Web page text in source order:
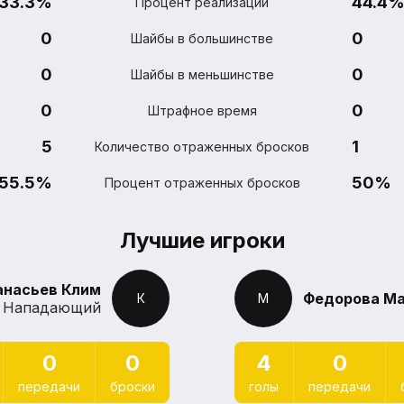
0
Шайбы в большинстве
0
0
Шайбы в меньшинстве
0
0
Штрафное время
0
5
Количество отраженных бросков
1
55.5%
Процент отраженных бросков 50%
Лучшие игроки
Клим
Нападающий
⁠К
0
передачи
0
броски
⁠Федорова
⁠М
4
голы
0
передачи